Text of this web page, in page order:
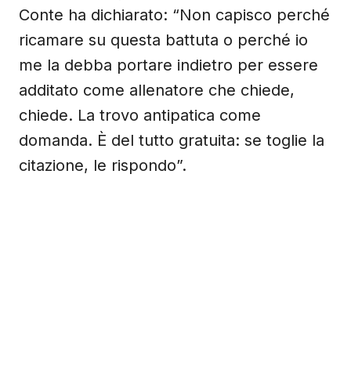
Conte ha dichiarato: “Non capisco perché
ricamare su questa battuta o perché io
me la debba portare indietro per essere
additato come allenatore che chiede,
chiede. La trovo antipatica come
domanda. È del tutto gratuita: se toglie la
citazione, le rispondo”.